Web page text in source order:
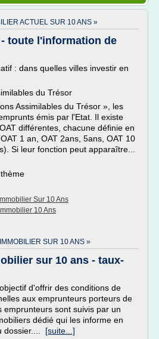
ACTUEL SUR 10 ANS »
- toute l'information de
: dans quelles villes investir en
du Trésor
Assimilables du Trésor », les
émis par l'Etat. Il existe
différentes, chacune définie en
1 an, OAT 2ans, 5ans, OAT 10
Si leur fonction peut apparaître...
Sur 10 Ans
10 Ans
SUR 10 ANS »
sur 10 ans - taux-
d'offrir des conditions de
aux emprunteurs porteurs de
emprunteurs sont suivis par un
dédié qui les informe en
dossier.... [suite...]